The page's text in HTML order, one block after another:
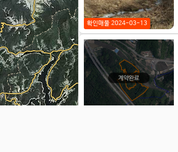
확인매물 2024-03-13